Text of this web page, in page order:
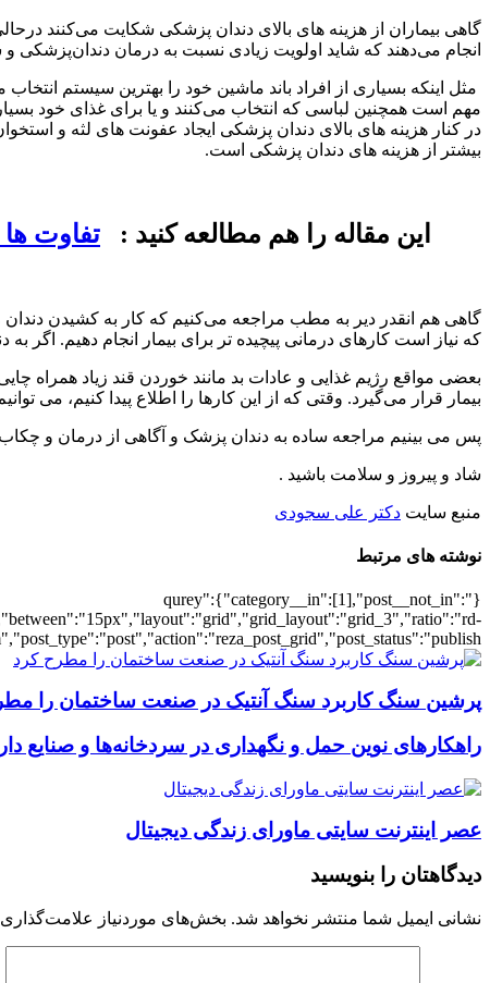
گاهی بیماران از هزینه های بالای دندان پزشکی شکایت می‌کنند
انجام می‌دهند که شاید اولویت زیادی نسبت به درمان دندان‌پزشکی و
مثل اینکه بسیاری از افراد باند ماشین خود را بهترین سیستم
مهم است همچنین لباسی که انتخاب می‌کنند و یا برای غذای خود
در کنار هزینه ‌های بالای دندان پزشکی ایجاد عفونت ‌های لثه و
بیشتر از هزینه ‌های دندان پزشکی است.
این مقاله را هم مطالعه کنید : تفاوت
گاهی هم انقدر دیر به مطب مراجعه می‌کنیم که کار به کشیدن
که نیاز است کارهای درمانی پیچیده تر برای بیمار انجام دهیم. اگر
بعضی مواقع رژیم غذایی و عادات بد مانند خوردن قند زیاد همراه
بیمار قرار می‌گیرد. وقتی که از این کارها را اطلاع پیدا کنیم، ‌می‌
پس ‌می بینیم مراجعه ساده به دندان پزشک و آگاهی از درمان و
شاد و پیروز و سلامت باشید .
منبع سایت دکتر علی سجودی
نوشته های مرتبط
{"qurey":{"category__in":[1],"post__not_in":
پرشین سنگ کاربرد سنگ آنتیک در صنعت ساختمان را
راهکارهای نوین حمل و نگهداری در سردخانه‌ها و صنایع
عصر اینترنت سایتی ماورای زندگی دیجیتال
دیدگاهتان را بنویسید
نشانی ایمیل شما منتشر نخواهد شد. بخش‌های موردنیاز علامت‌گذاری